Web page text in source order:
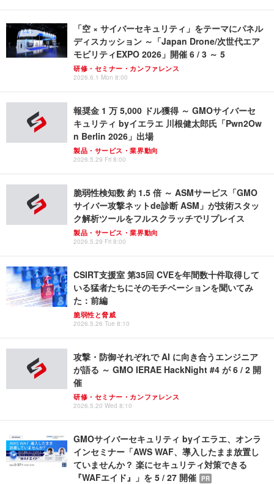
「空 × サイバーセキュリティ」をテーマにパネル
ディスカッション ～「Japan Drone/次世代エア
モビリティEXPO 2026」開催 6 / 3 ～ 5
研修・セミナー・カンファレンス
2026.6.1 Mon 8:00
報奨金 1 万 5,000 ドル獲得 ～ GMOサイバーセ
キュリティ byイエラエ 川根健太郎氏「Pwn2Ow
n Berlin 2026」出場
製品・サービス・業界動向
2026.5.29 Fri 8:00
脆弱性検知数 約 1.5 倍 ～ ASMサービス「GMO
サイバー攻撃ネットde診断 ASM」が技術スタッ
ク解析ツールをフルスクラッチでリプレイス
製品・サービス・業界動向
2026.5.29 Fri 8:00
CSIRT支援室 第35回 CVEを年間数十件取得して
いる猛者たちにそのモチベーションを聞いてみ
た：前編
脆弱性と脅威
2026.5.26 Tue 8:10
攻撃・防御それぞれで AI に向き合うエンジニア
が語る ～ GMO IERAE HackNight #4 が 6 / 2 開
催
研修・セミナー・カンファレンス
2026.5.20 Wed 8:10
GMOサイバーセキュリティ byイエラエ、オンラ
インセミナー「AWS WAF、導入したまま放置し
ていませんか？ 楽にセキュリティ対策できる
『WAFエイド』」を 5 / 27 開催 PR